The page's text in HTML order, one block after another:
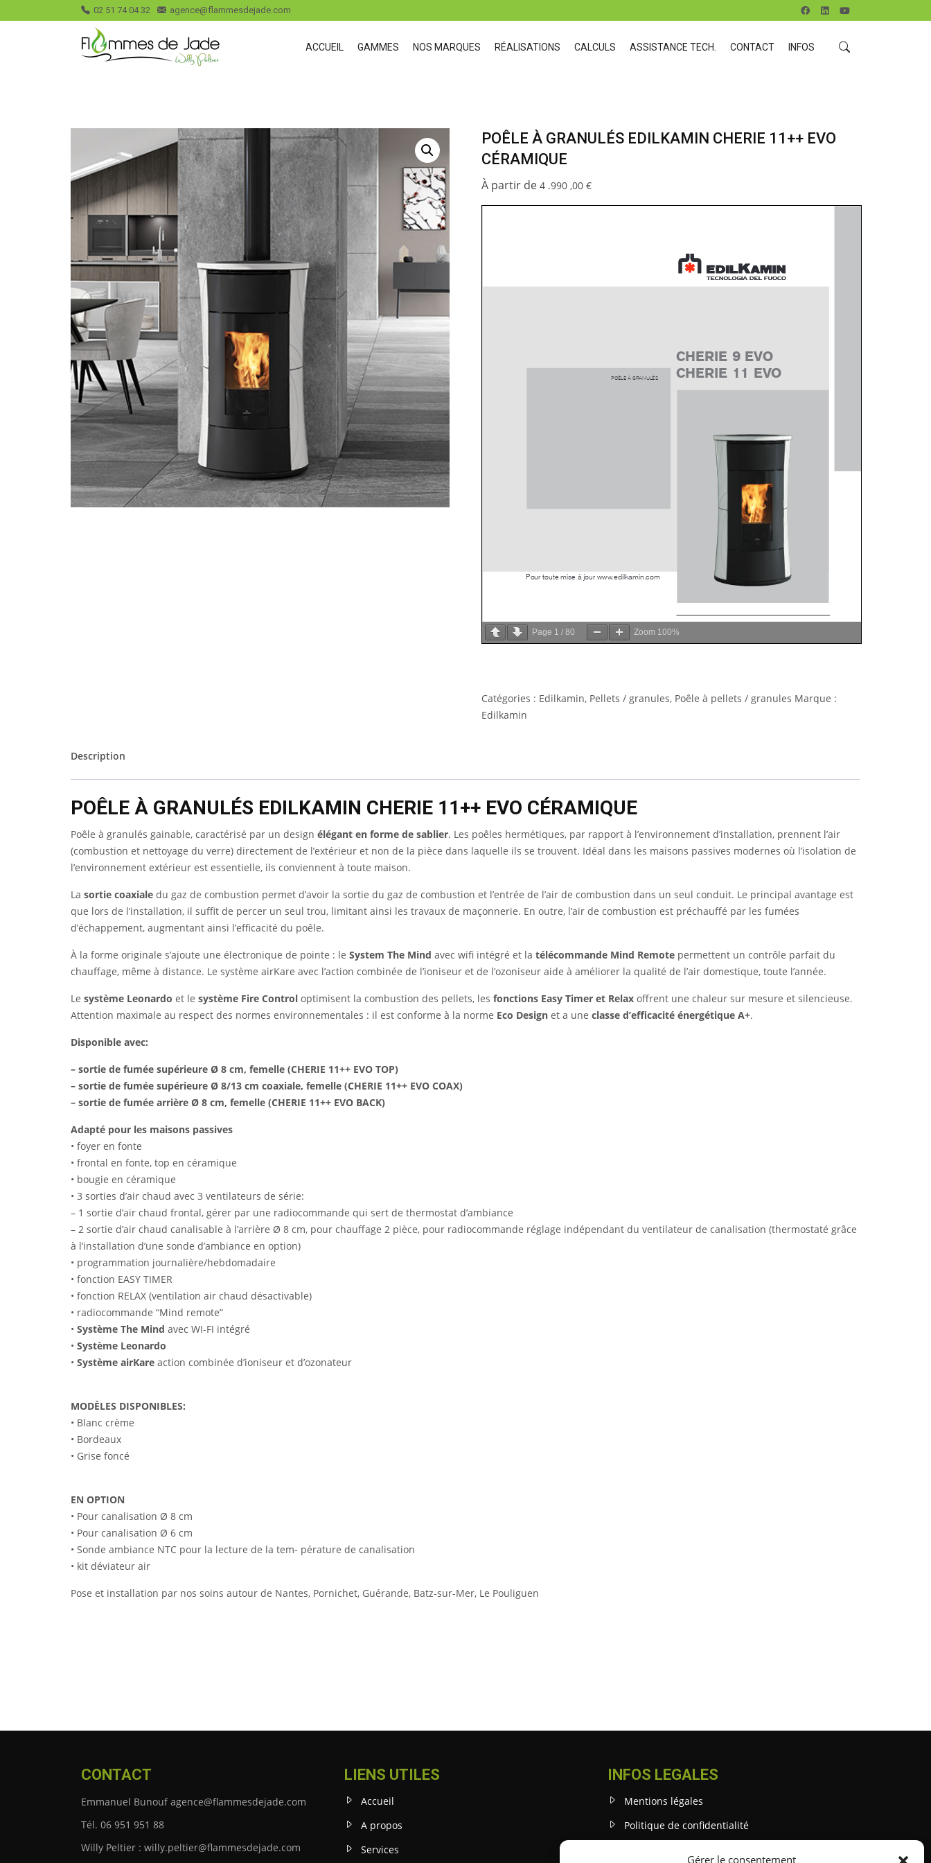
Gérer le consentement
02 51 74 04 32 agence@flammesdejade.com
ACCUEIL GAMMES NOS MARQUES RÉALISATIONS CALCULS ASSISTANCE TECH. CONTACT INFOS
POÊLE À GRANULÉS EDILKAMIN CHERIE 11++ EVO
CÉRAMIQUE
4 .990 ,00 €
Page 1 / 80 Zoom 100%
Catégories : Edilkamin, Pellets / granules, Poêle à pellets / granules Marque :
Edilkamin
Description
POÊLE À GRANULÉS EDILKAMIN CHERIE 11++ EVO CÉRAMIQUE
Poêle à granulés gainable, caractérisé par un design élégant en forme de sablier. Les poêles hermétiques, par rapport à l’environnement d’installation, prennent l’air
(combustion et nettoyage du verre) directement de l’extérieur et non de la pièce dans laquelle ils se trouvent. Idéal dans les maisons passives modernes où l’isolation de
l’environnement extérieur est essentielle, ils conviennent à toute maison.
La sortie coaxiale du gaz de combustion permet d’avoir la sortie du gaz de combustion et l’entrée de l’air de combustion dans un seul conduit. Le principal avantage est
que lors de l’installation, il suffit de percer un seul trou, limitant ainsi les travaux de maçonnerie. En outre, l’air de combustion est préchauffé par les fumées
d’échappement, augmentant ainsi l’efficacité du poêle.
À la forme originale s’ajoute une électronique de pointe : le System The Mind avec wifi intégré et la télécommande Mind Remote permettent un contrôle parfait du
chauffage, même à distance. Le système airKare avec l’action combinée de l’ioniseur et de l’ozoniseur aide à améliorer la qualité de l’air domestique, toute l’année.
Le système Leonardo et le système Fire Control optimisent la combustion des pellets, les fonctions Easy Timer et Relax offrent une chaleur sur mesure et silencieuse.
Attention maximale au respect des normes environnementales : il est conforme à la norme Eco Design et a une classe d’efficacité énergétique A+.
Disponible avec:
– sortie de fumée supérieure Ø 8 cm, femelle (CHERIE 11++ EVO TOP)
– sortie de fumée supérieure Ø 8/13 cm coaxiale, femelle (CHERIE 11++ EVO COAX)
– sortie de fumée arrière Ø 8 cm, femelle (CHERIE 11++ EVO BACK)
Adapté pour les maisons passives
• foyer en fonte
• frontal en fonte, top en céramique
• bougie en céramique
• 3 sorties d’air chaud avec 3 ventilateurs de série:
– 1 sortie d’air chaud frontal, gérer par une radiocommande qui sert de thermostat d’ambiance
– 2 sortie d’air chaud canalisable à l’arrière Ø 8 cm, pour chauffage 2 pièce, pour radiocommande réglage indépendant du ventilateur de canalisation (thermostaté grâce
à l’installation d’une sonde d’ambiance en option)
• programmation journalière/hebdomadaire
• fonction EASY TIMER
• fonction RELAX (ventilation air chaud désactivable)
• radiocommande “Mind remote”
• Système The Mind avec WI-FI intégré
• Système Leonardo
• Système airKare action combinée d’ioniseur et d’ozonateur
MODÈLES DISPONIBLES:
• Blanc crème
• Bordeaux
• Grise foncé
EN OPTION
• Pour canalisation Ø 8 cm
• Pour canalisation Ø 6 cm
• Sonde ambiance NTC pour la lecture de la tem- pérature de canalisation
• kit déviateur air
Pose et installation par nos soins autour de Nantes, Pornichet, Guérande, Batz-sur-Mer, Le Pouliguen
CONTACT
Emmanuel Bunouf agence@flammesdejade.com
Tél. 06 951 951 88
Willy Peltier : willy.peltier@flammesdejade.com
LIENS UTILES
Accueil
A propos
Services
INFOS LEGALES
Mentions légales
Politique de confidentialité